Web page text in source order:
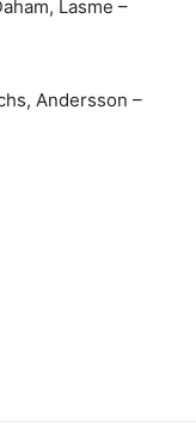
Lasme –
Andersson –